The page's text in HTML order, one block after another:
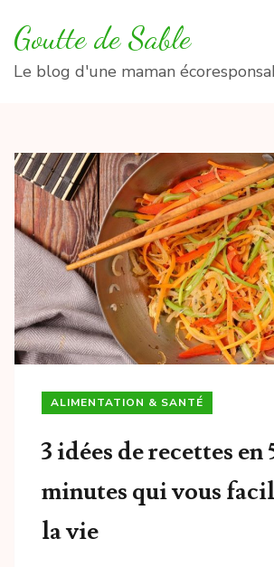
au
contenu
Goutte de Sable
Le blog d'une maman
ALIMENTATION & SANTÉ
3 idées de recettes en
minutes qui vous
la vie